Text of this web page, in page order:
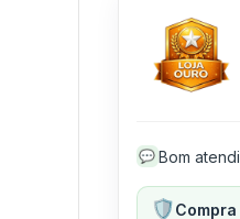
💬 Bom
🛡️